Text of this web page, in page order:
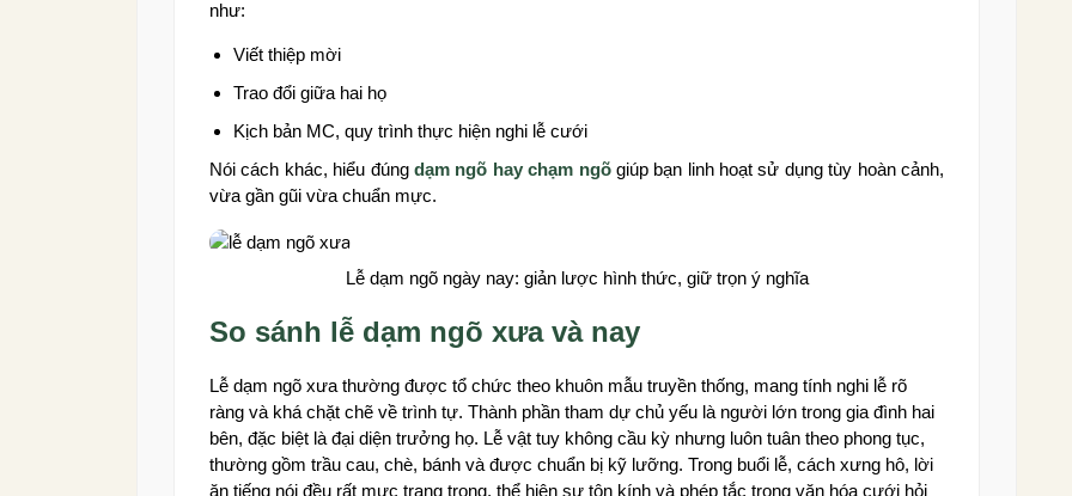
như:
Viết thiệp mời
Trao đổi giữa hai họ
Kịch bản MC, quy trình thực hiện nghi lễ cưới
Nói cách khác, hiểu đúng dạm ngõ hay chạm ngõgiúp bạn linh hoạt sử dụng tùy hoàn cảnh,
vừa gần gũi vừa chuẩn mực.
Lễ dạm ngõ ngày nay: giản lược hình thức, giữ trọn ý nghĩa
So sánh lễ dạm ngõ xưa và nay
Lễ dạm ngõ xưa thường được tổ chức theo khuôn mẫu truyền thống, mang tính nghi lễ rõ
ràng và khá chặt chẽ về trình tự. Thành phần tham dự chủ yếu là người lớn trong gia đình hai
bên, đặc biệt là đại diện trưởng họ. Lễ vật tuy không cầu kỳ nhưng luôn tuân theo phong tục,
thường gồm trầu cau, chè, bánh và được chuẩn bị kỹ lưỡng. Trong buổi lễ, cách xưng hô, lời
ăn tiếng nói đều rất mực trang trọng, thể hiện sự tôn kính và phép tắc trong văn hóa cưới hỏi